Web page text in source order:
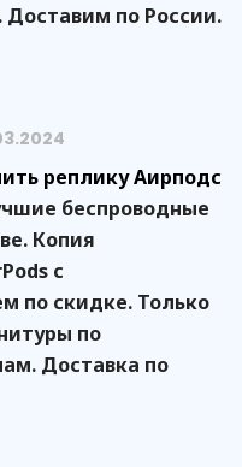
по России.
реплику Аирподс
беспроводные
Копия
с
по скидке. Только
по
Доставка по